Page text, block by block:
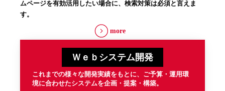
ムページを有効活用したい場合に、検索対策は必須と言えま
す。
more
Ｗｅｂシステム開発
これまでの様々な開発実績をもとに、ご予算・運用環
境に合わせたシステムを企画・提案・構築。